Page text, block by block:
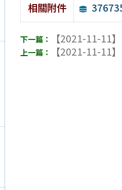
相關附件
【2021-11-11】
【2021-11-11】